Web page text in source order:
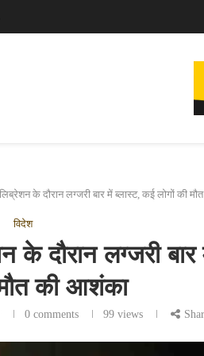
के दौरान लग्जरी बार में ब्लास्ट, कई लोगों की
विदेश
दौरान लग्जरी
की आशंका
0 comments 99 views